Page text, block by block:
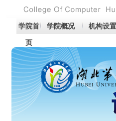
学院首
页
学院概况 机构设置